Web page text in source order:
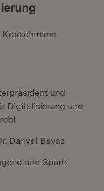
und
Digitalisierung und
Danyal Bayaz
und Sport: